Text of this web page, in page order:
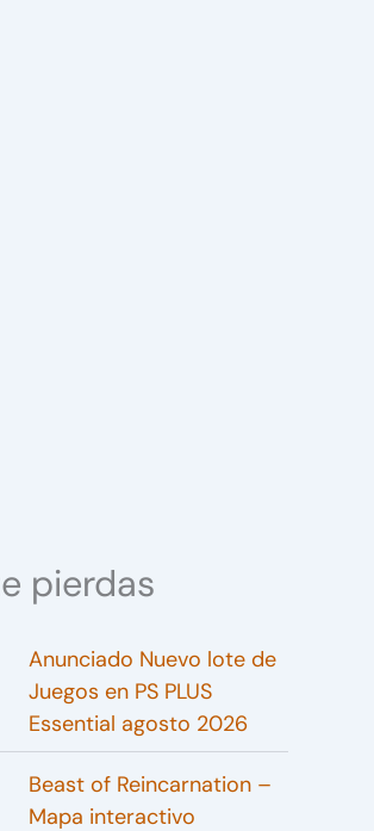
pierdas
Anunciado Nuevo lote de
Juegos en PS PLUS
Essential agosto 2026
Beast of Reincarnation –
Mapa interactivo